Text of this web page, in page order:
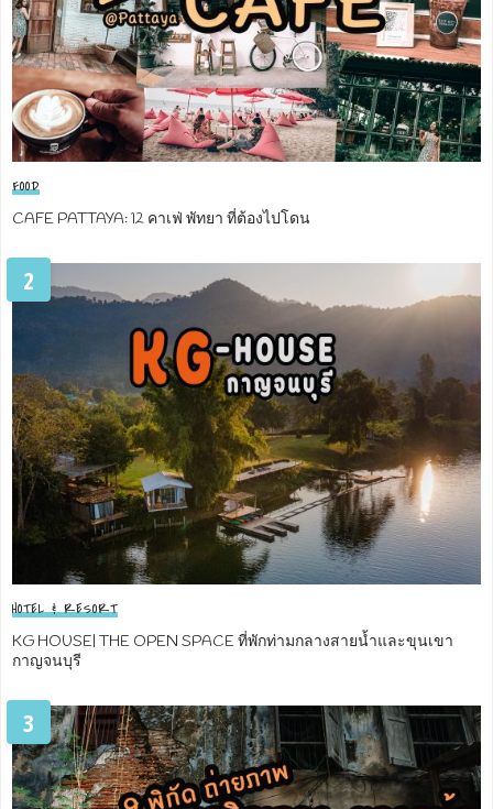
FOOD
CAFE PATTAYA: 12 คาเฟ่ พัทยา ที่ต้องไปโดน
2
HOTEL & RESORT
KG HOUSE| THE OPEN SPACE ที่พักท่ามกลางสายน้ำและขุนเขา
กาญจนบุรี
3